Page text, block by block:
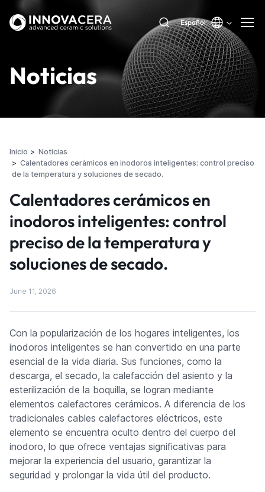
Español
Noticias
Inicio
Noticias
Calentadores cerámicos en inodoros inteligentes: control preciso
de la temperatura y soluciones de secado.
Calentadores cerámicos en
inodoros inteligentes: control
preciso de la temperatura y
soluciones de secado.
June 11, 2026
Con la popularización de los hogares inteligentes, los
inodoros inteligentes se han convertido en una parte
esencial de la vida diaria. Sus funciones, como la
descarga, el secado, la calefacción del asiento y la
esterilización de la boquilla, se logran mediante
elementos calefactores cerámicos. A diferencia de los
tradicionales cables calefactores eléctricos, este
elemento se encuentra oculto dentro del cuerpo del
inodoro, lo que ofrece ventajas significativas para
mejorar la experiencia del usuario, garantizar la
seguridad y prolongar la vida útil del producto.